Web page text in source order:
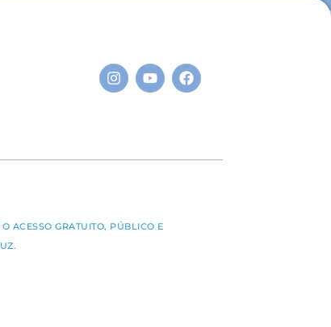
ACESSO GRATUITO, PÚBLICO E